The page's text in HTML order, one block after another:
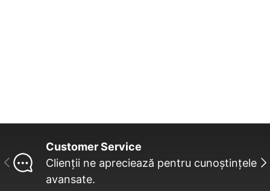
INAINTE
Customer Service
Clienții ne apreciează pentru cunoștințele
avansate.